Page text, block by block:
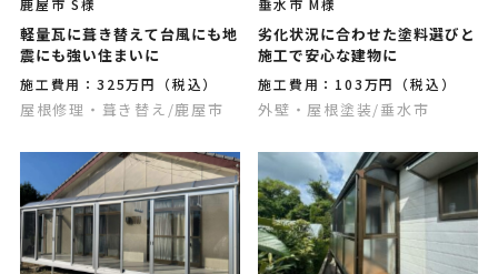
鹿屋市 S様
軽量瓦に葺き替えて台風にも地
震にも強い住まいに
施工費用：325万円（税込）
屋根修理・葺き替え /鹿屋市
垂水市 M様
劣化状況に合わせた塗料選びと
施工で安心な建物に
施工費用：103万円（税込）
外壁・屋根塗装/垂水市